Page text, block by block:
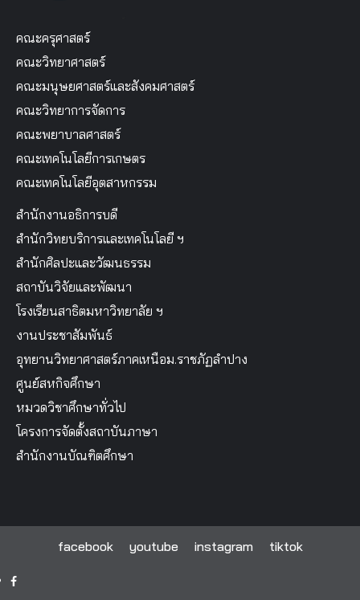
คณะครุศาสตร์
คณะวิทยาศาสตร์
คณะมนุษยศาสตร์และสังคมศาสตร์
คณะวิทยาการจัดการ
คณะพยาบาลศาสตร์
คณะเทคโนโลยีการเกษตร
คณะเทคโนโลยีอุตสาหกรรม
สำนักงานอธิการบดี
สำนักวิทยบริการและเทคโนโลยี ฯ
สำนักศิลปะและวัฒนธรรม
สถาบันวิจัยและพัฒนา
โรงเรียนสาธิตมหาวิทยาลัย ฯ
งานประชาสัมพันธ์
อุทยานวิทยาศาสตร์ภาคเหนือม.ราชภัฏลำปาง
ศูนย์สหกิจศึกษา
หมวดวิชาศึกษาทั่วไป
โครงการจัดตั้งสถาบันภาษา
สำนักงานบัณฑิตศึกษา
facebook youtube instagram tiktok
facebook